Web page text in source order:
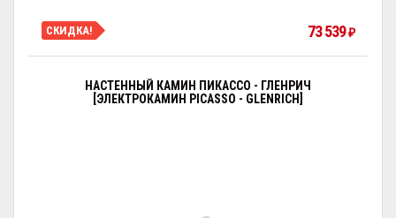
СКИДКА! 73 539₽
НАСТЕННЫЙ КАМИН ПИКАССО - ГЛЕНРИЧ
[ЭЛЕКТРОКАМИН PICASSO - GLENRICH]